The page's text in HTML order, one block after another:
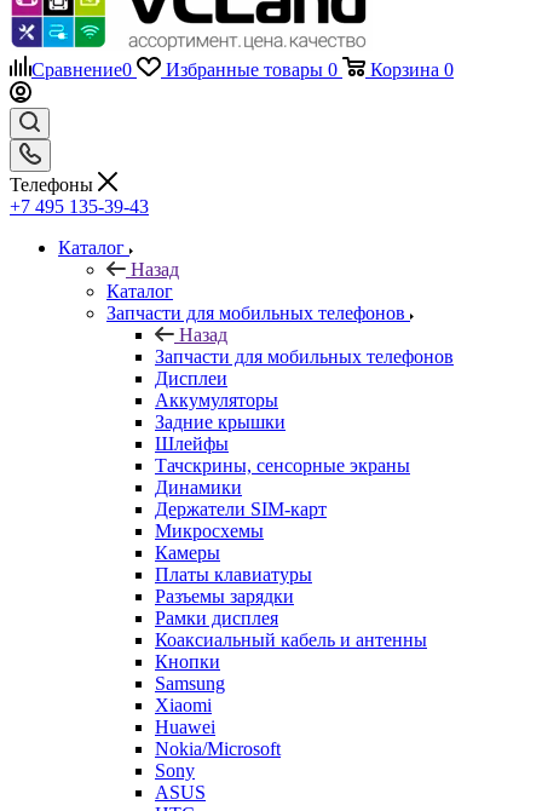
Сравнение0 Избранные товары 0 Корзина 0
Телефоны
+7 495 135-39-43
Каталог
Назад
Каталог
Запчасти для мобильных телефонов
Назад
Запчасти для мобильных телефонов
Дисплеи
Аккумуляторы
Задние крышки
Шлейфы
Тачскрины, сенсорные экраны
Динамики
Держатели SIM-карт
Микросхемы
Камеры
Платы клавиатуры
Разъемы зарядки
Рамки дисплея
Коаксиальный кабель и антенны
Кнопки
Samsung
Xiaomi
Huawei
Nokia/Microsoft
Sony
ASUS